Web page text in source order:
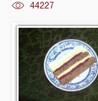
44227